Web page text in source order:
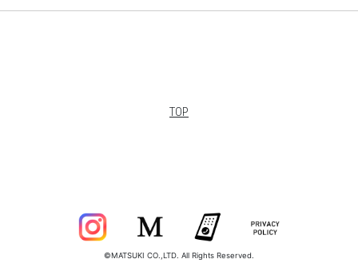
TOP
©MATSUKI CO.,LTD. All Rights Reserved.